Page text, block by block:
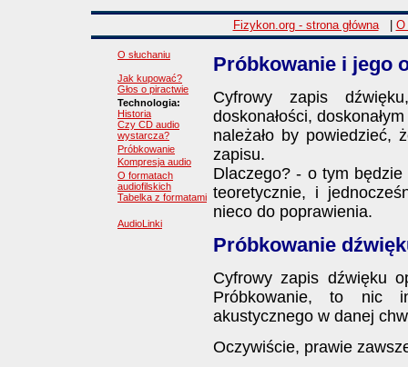
Fizykon.org - strona główna| O
O słuchaniu
Jak kupować?
Głos o piractwie
Technologia:
Historia
Czy CD audio
wystarcza?
Próbkowanie
Kompresja audio
O formatach
audiofilskich
Tabelka z formatami
AudioLinki
Próbkowanie i jego
Cyfrowy zapis
doskonałości,
należało by powiedzieć,
zapisu.
Dlaczego? - o tym
teoretycznie, i
nieco do poprawienia.
Próbkowanie
Cyfrowy zapis dźwięku
Próbkowanie, to nic
akustycznego w danej
Oczywiście, prawie